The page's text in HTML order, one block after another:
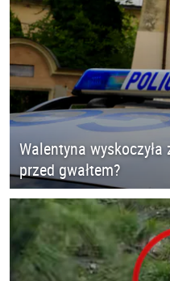
Walentyna
przed gwałtem?